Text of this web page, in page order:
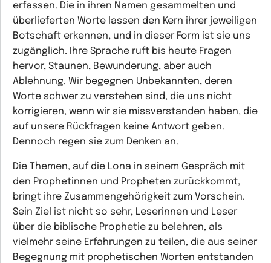
erfassen. Die in ihren Namen gesammelten und
überlieferten Worte lassen den Kern ihrer jeweiligen
Botschaft erkennen, und in dieser Form ist sie uns
zugänglich. Ihre Sprache ruft bis heute Fragen
hervor, Staunen, Bewunderung, aber auch
Ablehnung. Wir begegnen Unbekannten, deren
Worte schwer zu verstehen sind, die uns nicht
korrigieren, wenn wir sie missverstanden haben, die
auf unsere Rückfragen keine Antwort geben.
Dennoch regen sie zum Denken an.
Die Themen, auf die Lona in seinem Gespräch mit
den Prophetinnen und Propheten zurückkommt,
bringt ihre Zusammengehörigkeit zum Vorschein.
Sein Ziel ist nicht so sehr, Leserinnen und Leser
über die biblische Prophetie zu belehren, als
vielmehr seine Erfahrungen zu teilen, die aus seiner
Begegnung mit prophetischen Worten entstanden